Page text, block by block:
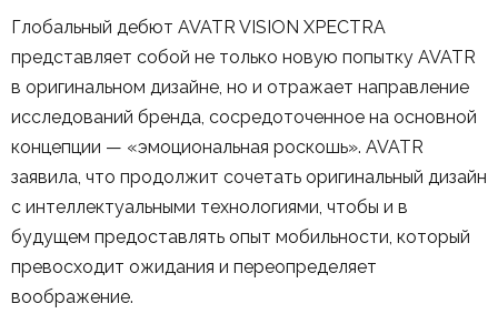
Глобальный дебют AVATR VISION XPECTRA
представляет собой не только новую попытку AVATR
в оригинальном дизайне, но и отражает направление
исследований бренда, сосредоточенное на основной
концепции — «эмоциональная роскошь». AVATR
заявила, что продолжит сочетать оригинальный дизайн
с интеллектуальными технологиями, чтобы и в
будущем предоставлять опыт мобильности, который
превосходит ожидания и переопределяет
воображение.